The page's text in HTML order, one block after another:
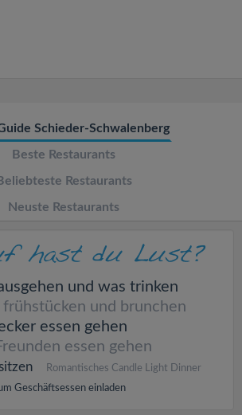
Schieder-Schwalenberg
Beste Restaurants
Restaurants
Neuste Restaurants
und was trinken
und brunchen
essen gehen
essen gehen
Romantisches Candle Light Dinner
Geschäftsessen einladen